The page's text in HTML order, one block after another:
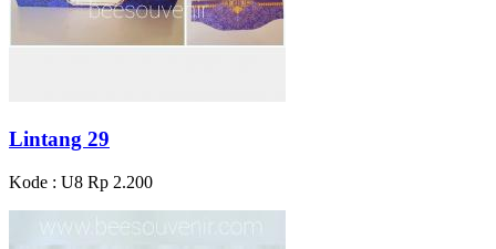
Lintang 29
Kode : U8 Rp 2.200